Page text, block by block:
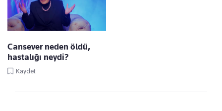
Cansever neden öldü,
hastalığı neydi?
Kaydet